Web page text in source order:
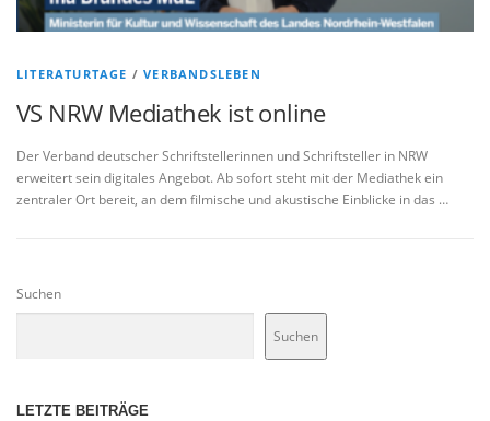
LITERATURTAGE /VERBANDSLEBEN
VS NRW Mediathek ist online
Der Verband deutscher Schriftstellerinnen und Schriftsteller in NRW
erweitert sein digitales Angebot. Ab sofort steht mit der Mediathek ein
zentraler Ort bereit, an dem filmische und akustische Einblicke in das …
Suchen
Suchen
LETZTE BEITRÄGE